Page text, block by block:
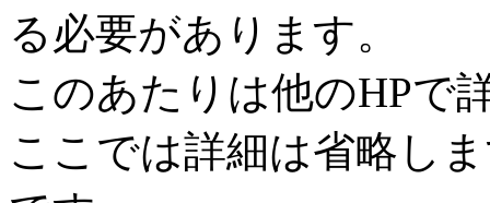
る必要があります。
このあたりは他のHPで
ここでは詳細は省略し